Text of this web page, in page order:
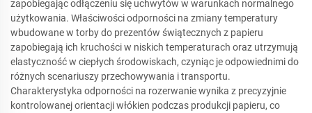
zapobiegając odłączeniu się uchwytów w warunkach normalnego
użytkowania. Właściwości odporności na zmiany temperatury
wbudowane w torby do prezentów świątecznych z papieru
zapobiegają ich kruchości w niskich temperaturach oraz utrzymują
elastyczność w ciepłych środowiskach, czyniąc je odpowiednimi do
różnych scenariuszy przechowywania i transportu.
Charakterystyka odporności na rozerwanie wynika z precyzyjnie
kontrolowanej orientacji włókien podczas produkcji papieru, co